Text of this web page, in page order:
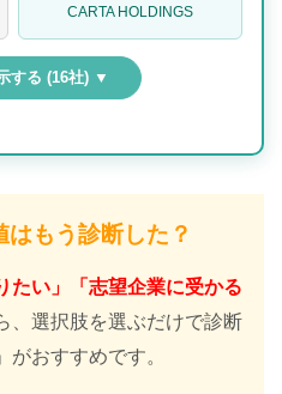
CARTA HOLDINGS
する (16社) ▼
もう診断した？
たい」「志望企業に受かる
、選択肢を選ぶだけで診断
」がおすすめです。